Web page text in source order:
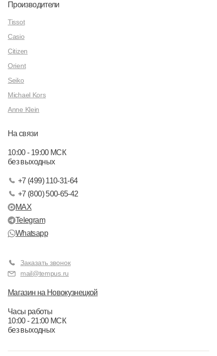
Производители
Tissot
Casio
Citizen
Orient
Seiko
Michael Kors
Anne Klein
На связи
10:00 - 19:00 МСК
без выходных
+7 (499) 110-31-64
+7 (800) 500-65-42
MAX
Telegram
Whatsapp
Заказать звонок
mail@tempus.ru
Магазин на Новокузнецкой
Часы работы
10:00 - 21:00 МСК
без выходных